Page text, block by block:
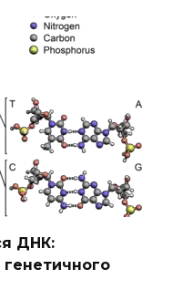
ДНК:
генетичного